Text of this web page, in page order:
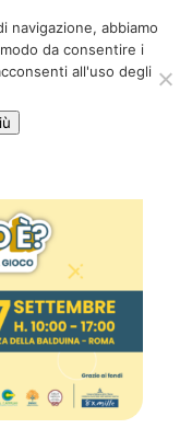
navigazione, abbiamo
da consentire i
all'uso degli